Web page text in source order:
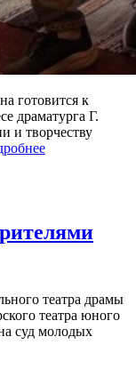
готовится к
драматурга Г.
и творчеству
театра драмы
театра юного
суд молодых